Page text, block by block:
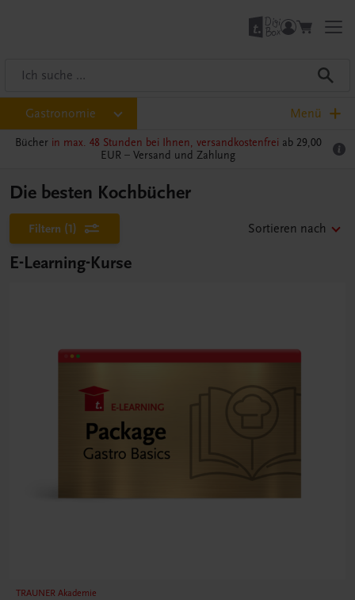
Gastronomie Menü
Bücher in max. 48 Stunden bei Ihnen, versandkostenfrei ab 29,00
EUR – Versand und Zahlung
Die besten Kochbücher
Filtern (1) Sortieren nach
E-Learning-Kurse
TRAUNER Akademie